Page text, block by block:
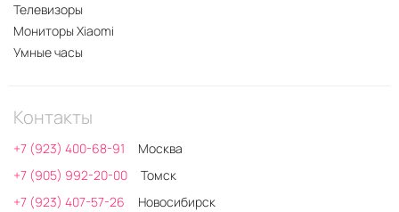
Телевизоры
Мониторы Xiaomi
Умные часы
Контакты
+7 (923) 400-68-91
Москва
+7 (905) 992-20-00
Томск
+7 (923) 407-57-26
Новосибирск